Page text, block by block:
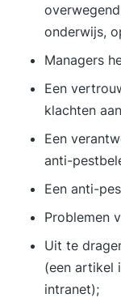
onderwijs,
Managers
Een
klachten
Een
anti-
Een anti-
Problemen
Uit te
(een artikel
intranet);